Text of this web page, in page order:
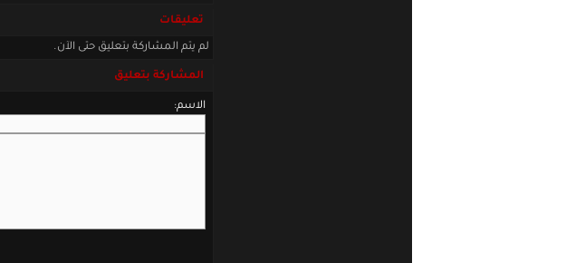
تعليقات
لم يتم المشاركة بتعليق حتى الآن.
المشاركة بتعليق
الاسم: